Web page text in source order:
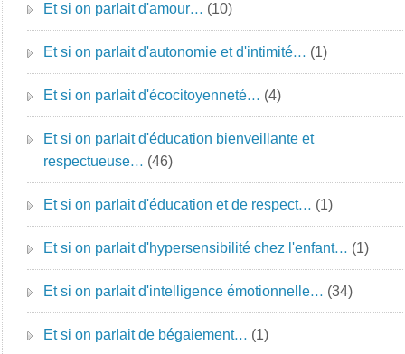
Et si on parlait d'amour… (10)
Et si on parlait d'autonomie et d'intimité… (1)
Et si on parlait d'écocitoyenneté… (4)
Et si on parlait d'éducation bienveillante et
respectueuse… (46)
Et si on parlait d'éducation et de respect… (1)
Et si on parlait d'hypersensibilité chez l'enfant… (1)
Et si on parlait d'intelligence émotionnelle… (34)
Et si on parlait de bégaiement… (1)